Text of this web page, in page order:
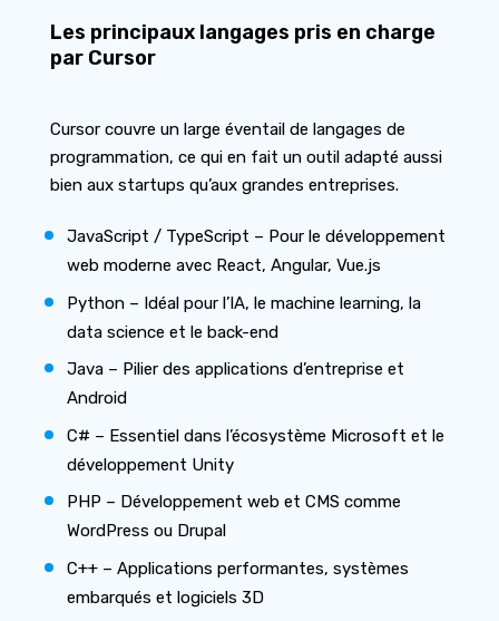
Les principaux langages pris en charge
par Cursor
Cursor couvre un large éventail de langages de
programmation, ce qui en fait un outil adapté aussi
bien aux startups qu’aux grandes entreprises.
JavaScript / TypeScript – Pour le développement
web moderne avec React, Angular, Vue.js
Python – Idéal pour l’IA, le machine learning, la
data science et le back-end
Java – Pilier des applications d’entreprise et
Android
C# – Essentiel dans l’écosystème Microsoft et le
développement Unity
PHP – Développement web et CMS comme
WordPress ou Drupal
C++ – Applications performantes, systèmes
embarqués et logiciels 3D